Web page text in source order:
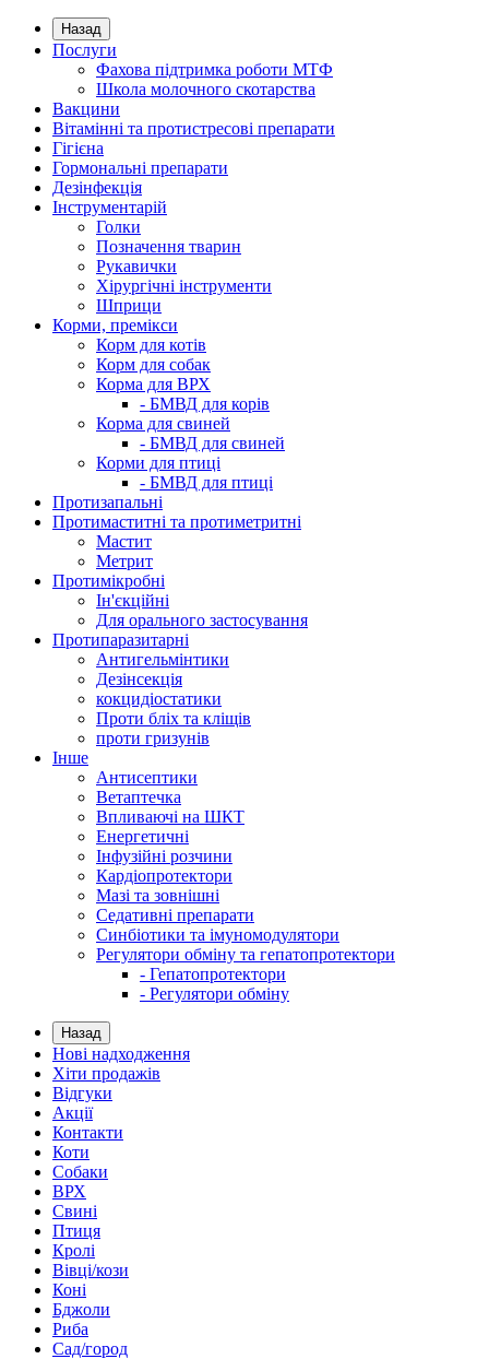
Назад
Послуги
Фахова підтримка роботи МТФ
Школа молочного скотарства
Вакцини
Вітамінні та протистресові препарати
Гігієна
Гормональні препарати
Дезінфекція
Інструментарій
Голки
Позначення тварин
Рукавички
Хірургічні інструменти
Шприци
Корми, премікси
Корм для котів
Корм для собак
Корма для ВРХ
- БМВД для корів
Корма для свиней
- БМВД для свиней
Корми для птиці
- БМВД для птиці
Протизапальні
Протимаститні та протиметритні
Мастит
Метрит
Протимікробні
Ін'єкційні
Для орального застосування
Протипаразитарні
Антигельмінтики
Дезінсекція
кокцидіостатики
Проти бліх та кліщів
проти гризунів
Інше
Антисептики
Ветаптечка
Впливаючі на ШКТ
Енергетичні
Інфузійні розчини
Кардіопротектори
Мазі та зовнішні
Седативні препарати
Синбіотики та імуномодулятори
Регулятори обміну та гепатопротектори
- Гепатопротектори
- Регулятори обміну
Назад
Нові надходження
Хіти продажів
Відгуки
Акції
Контакти
Коти
Собаки
ВРХ
Свині
Птиця
Кролі
Вівці/кози
Коні
Бджоли
Риба
Сад/город